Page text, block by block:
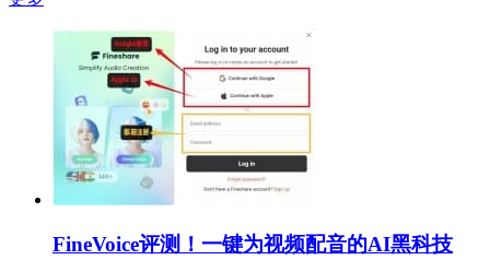
FineVoice评测！一键为视频配音的AI黑科技